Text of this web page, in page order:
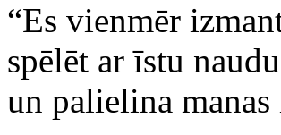
“Es vienmēr
spēlēt ar īstu
un palielina manas